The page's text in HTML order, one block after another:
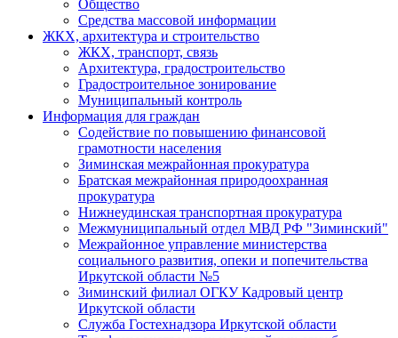
Общество
Средства массовой информации
ЖКХ, архитектура и строительство
ЖКХ, транспорт, связь
Архитектура, градостроительство
Градостроительное зонирование
Муниципальный контроль
Информация для граждан
Содействие по повышению финансовой
грамотности населения
Зиминская межрайонная прокуратура
Братская межрайонная природоохранная
прокуратура
Нижнеудинская транспортная прокуратура
Межмуниципальный отдел МВД РФ "Зиминский"
Межрайонное управление министерства
социального развития, опеки и попечительства
Иркутской области №5
Зиминский филиал ОГКУ Кадровый центр
Иркутской области
Служба Гостехнадзора Иркутской области